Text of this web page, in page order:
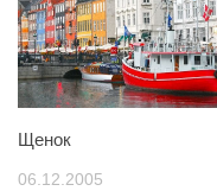
Щенок
06.12.2005